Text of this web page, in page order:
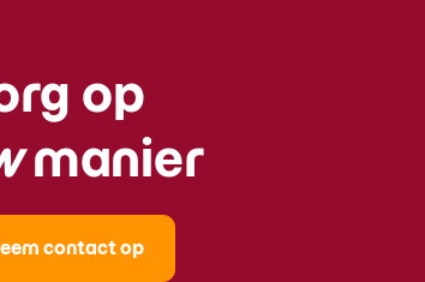
op
manier
contact op